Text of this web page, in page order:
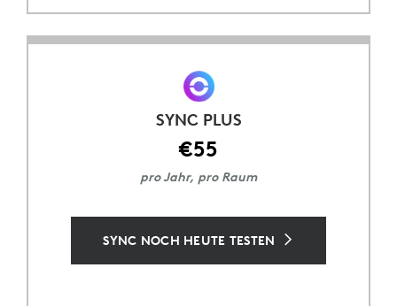
SYNC PLUS
€55
pro Jahr, pro Raum
SYNC NOCH HEUTE TESTEN